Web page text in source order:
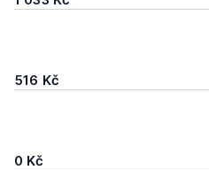
516 Kč
0 Kč